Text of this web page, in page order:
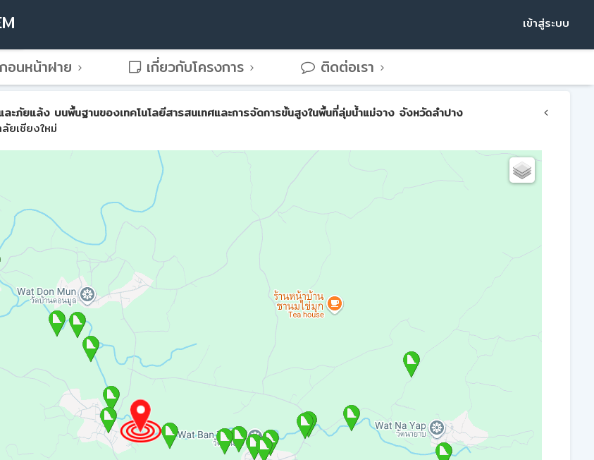
เข้าสู่ระบบ
อนหน้าฝาย เกี่ยวกับโครงการ ติดต่อเรา
ะภัยแล้ง บนพื้นฐานของเทคโนโลยีสารสนเทศและการจัดการขั้นสูงในพื้นที่ลุ่มน้ำแม่จาง จังหวัดลำปาง
ยเชียงใหม่